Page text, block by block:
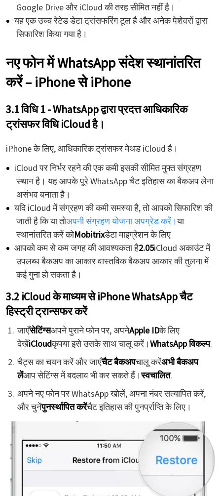
Google Drive और iCloud की तरह सीमित नहीं है।
यह एक उच्च रेटेड डेटा ट्रांसफरिंग टूल है और अनेक पेशेवरों द्वारा
सिफारिश किया गया है।
नए फोन में WhatsApp संदेश स्थानांतरित
करें – iPhone से iPhone
3.1 विधि 1 - WhatsApp द्वारा प्रदत्त आधिकारिक
ट्रांसफर विधि iCloud है।
iPhone के लिए, आधिकारिक ट्रांसफर मेथड iCloud है।
iCloud पर निर्भर रहने की एक कमी इसकी सीमित मुफ्त संग्रहण
स्थान है। यह आपके पूरे WhatsApp चैट इतिहास का बैकअप लेना
असंभव बनाता है।
यदि iCloud में संग्रहण की कमी समस्या है, तो आपको सिफारिश की
जाती है कि या तोअपनी संग्रहण योजना अपग्रेड करें।या
स्थानांतरित करें कोMobitrixडेटा माइग्रेशन के लिए
आपको कम से कम जगह की आवश्यकता है2.05iCloud अकाउंट में
उपलब्ध बैकअप का आकार वास्तविक बैकअप आकार की तुलना में
कई गुना हो सकता है।
3.2 iCloud के माध्यम से iPhone WhatsApp चैट
हिस्ट्री ट्रान्सफर करें
जाएँसेटिंग्सअपने पुराने फोन पर, अपनेApple IDके लिए
देखेंiCloudकृपया इसे उसके साथ चालू करें।WhatsApp विकल्प.
चैट्स का चयन करें और जाएँचैट बैकअपचालू करेंअभी बैकअप
लेंआप सेटिंग्स में बदलाव भी कर सकते हैं।स्वचालित.
अपने नए फोन पर WhatsApp खोलें, अपना नंबर सत्यापित करें,
और चुनेंपुनर्स्थापित करेंचैट इतिहास की पुनर्प्राप्ति के लिए।